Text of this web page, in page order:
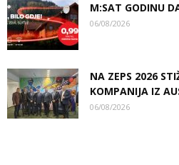
M:SAT GODINU
06/08/2026
NA ZEPS 2026
KOMPANIJA IZ
06/08/2026